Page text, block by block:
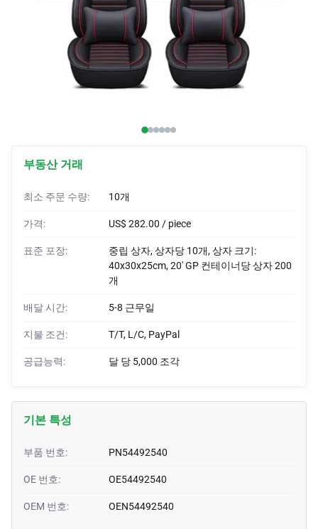
자동차 브래시
맞춤식 뿔
부동산 거래
최소 주문 수량: 10개
가격: US$ 282.00 / piece
표준 포장:
중립 상자, 상자당 10개, 상자 크기:
40x30x25cm, 20' GP 컨테이너당 상자 200
개
배달 시간: 5-8 근무일
지불 조건: T/T, L/C, PayPal
공급능력: 달 당 5,000 조각
기본 특성
부품 번호: PN54492540
OE 번호: OE54492540
OEM 번호: OEN54492540